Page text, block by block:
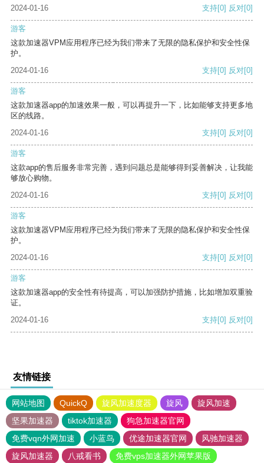
2024-01-16 支持[0] 反对[0]
游客
这款加速器VPM应用程序已经为我们带来了无限的隐私保护和安全性保
护。
2024-01-16
支持[0] 反对[0]
游客
这款加速器app的加速效果一般，可以再提升一下，比如能够支持更多地
区的线路。
2024-01-16
支持[0] 反对[0]
游客
这款app的售后服务非常完善，遇到问题总是能够得到妥善解决，让我能
够放心购物。
2024-01-16
支持[0] 反对[0]
游客
这款加速器VPM应用程序已经为我们带来了无限的隐私保护和安全性保
护。
2024-01-16
支持[0] 反对[0]
游客
这款加速器app的安全性有待提高，可以加强防护措施，比如增加双重验
证。
2024-01-16
支持[0] 反对[0]
友情链接
网站地图 QuickQ 旋风加速度器 旋风
旋风加速
坚果加速器
tiktok加速器
狗急加速器官网
免费vqn外网加速
小蓝鸟 优途加速器官网
风驰加速器
旋风加速器
八戒看书 免费vps加速器外网苹果版